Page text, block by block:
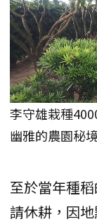
李守雄栽種
幽雅的農園秘
至於當年種
請休耕，因